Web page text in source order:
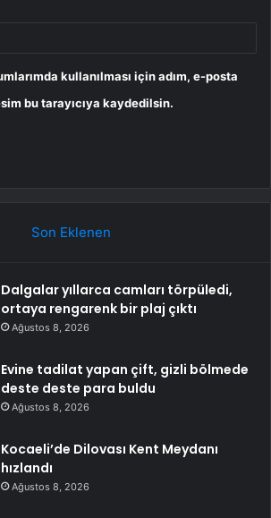
kullanılması için adım, e-posta
bu tarayıcıya kaydedilsin.
Son Eklenen
Dalgalar yıllarca camları törpüledi,
ortaya rengarenk bir plaj çıktı
Ağustos 8, 2026
Evine tadilat yapan çift, gizli bölmede
deste deste para buldu
Ağustos 8, 2026
Kocaeli’de Dilovası Kent Meydanı
hızlandı
Ağustos 8, 2026